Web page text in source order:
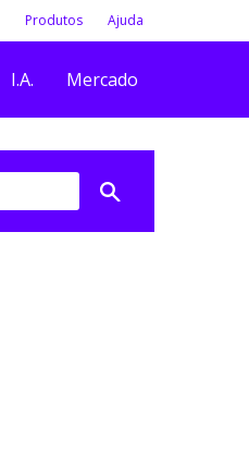
Produtos Ajuda
I.A. Mercado